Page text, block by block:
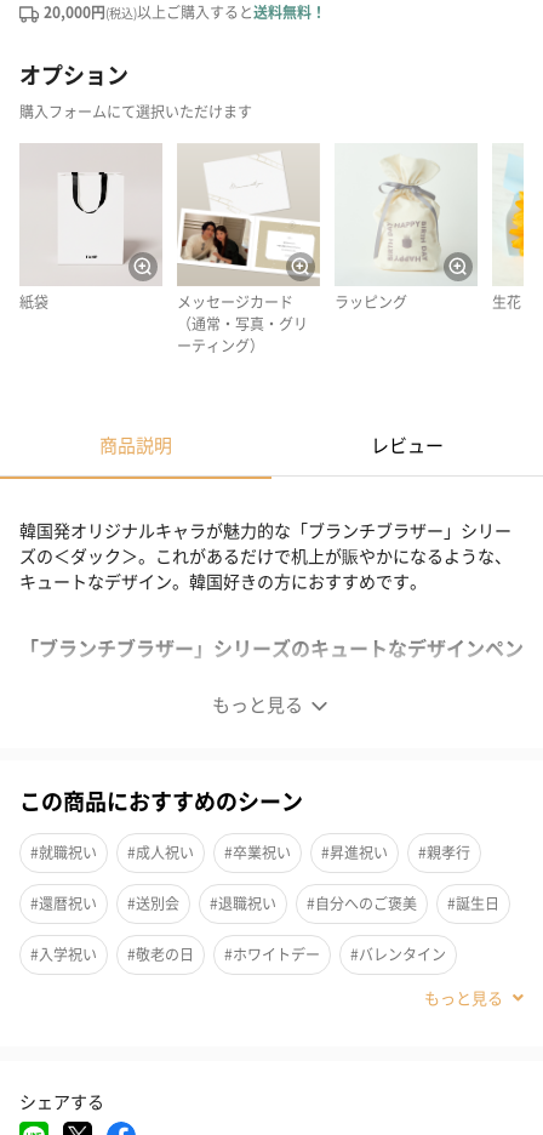
20,000円(税込)以上ご購入すると送料無料！
オプション
購入フォームにて選択いただけます
紙袋
メッセージカード
（通常・写真・グリ
ーティング）
ラッピング 生花
商品説明 レビュー
もっと見る
韓国発オリジナルキャラが魅力的な「ブランチブラザー」シリー
ズの＜ダック＞。これがあるだけで机上が賑やかになるような、
キュートなデザイン。韓国好きの方におすすめです。
「ブランチブラザー」シリーズのキュートなデザインペン
愛嬌あふれるキャラクターたちが、私たちを日々癒してくれる、
「ブランチブラザー」シリーズの、ダックモチーフのペンケース
この商品におすすめのシーン
#就職祝い #成人祝い #卒業祝い #昇進祝い #親孝行
#還暦祝い #送別会 #退職祝い #自分へのご褒美 #誕生日
#入学祝い #敬老の日 #ホワイトデー #バレンタイン
#小学生高学年の女の子
シェアする